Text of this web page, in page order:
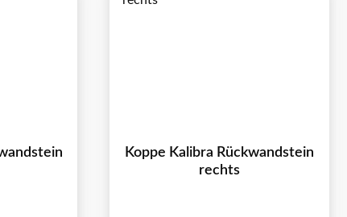
Koppe Kalibra Rückwandstein
rechts